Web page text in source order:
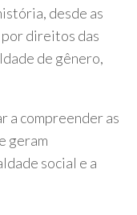
desde as
direitos das
de gênero,
a compreender as
geram
social e a